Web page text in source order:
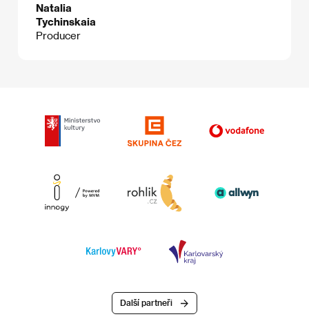
Natalia
Tychinskaia
Producer
Další partneři